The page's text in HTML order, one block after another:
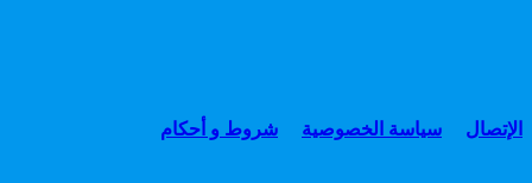
الإتصال سياسة الخصوصية شروط و أحكام